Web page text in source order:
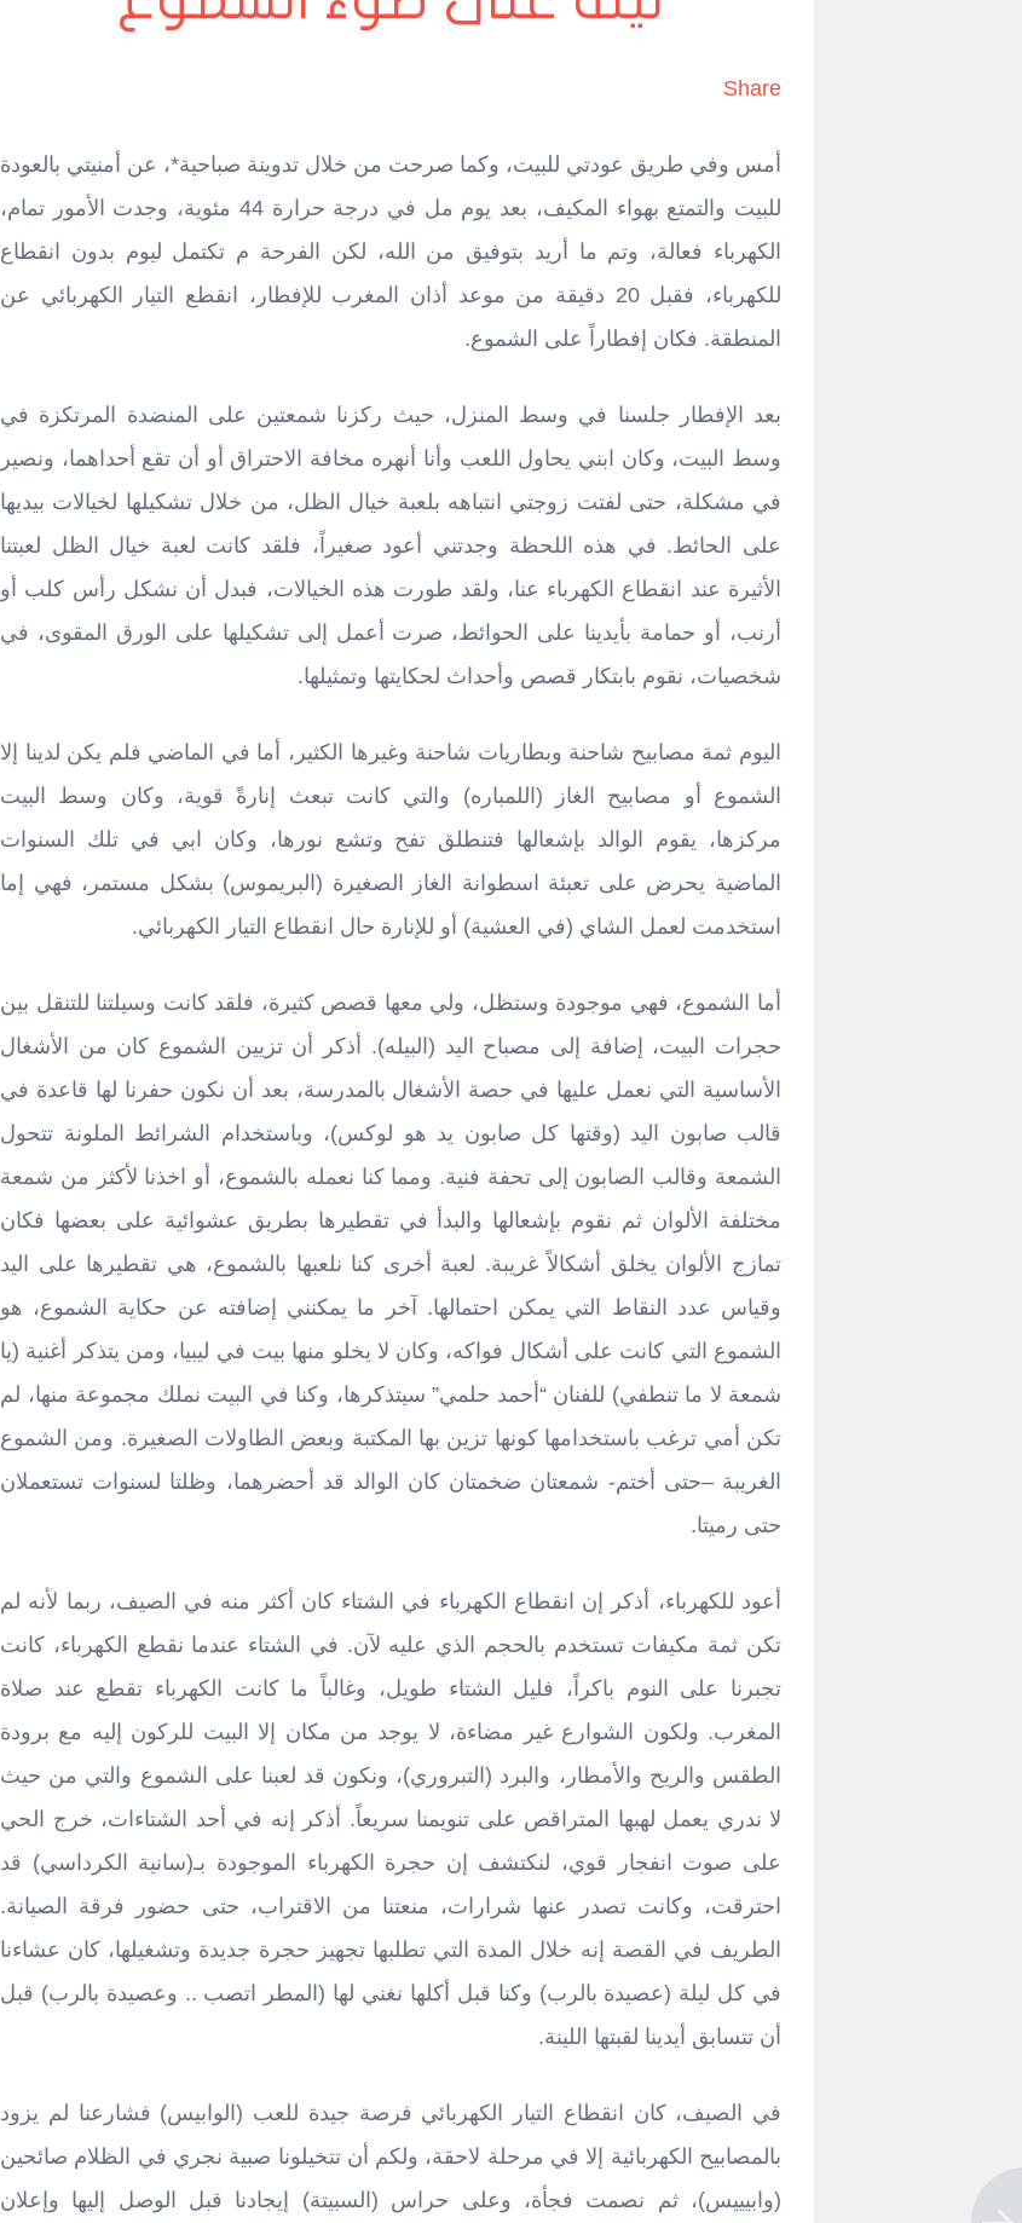
Share
أمس وفي طريق عودتي للبيت، وكما صرحت من خلال تدوينة صباحية*، عن أمنيتي بالعودة
للبيت والتمتع بهواء المكيف، بعد يوم مل في درجة حرارة 44 مئوية، وجدت الأمور تمام،
الكهرباء فعالة، وتم ما أريد بتوفيق من الله، لكن الفرحة م تكتمل ليوم بدون انقطاع
للكهرباء، فقبل 20 دقيقة من موعد أذان المغرب للإفطار، انقطع التيار الكهربائي عن
المنطقة. فكان إفطاراً على الشموع.
بعد الإفطار جلسنا في وسط المنزل، حيث ركزنا شمعتين على المنضدة المرتكزة في
وسط البيت، وكان ابني يحاول اللعب وأنا أنهره مخافة الاحتراق أو أن تقع أحداهما، ونصير
في مشكلة، حتى لفتت زوجتي انتباهه بلعبة خيال الظل، من خلال تشكيلها لخيالات بيديها
على الحائط. في هذه اللحظة وجدتني أعود صغيراً، فلقد كانت لعبة خيال الظل لعبتنا
الأثيرة عند انقطاع الكهرباء عنا، ولقد طورت هذه الخيالات، فبدل أن نشكل رأس كلب أو
أرنب، أو حمامة بأيدينا على الحوائط، صرت أعمل إلى تشكيلها على الورق المقوى، في
شخصيات، نقوم بابتكار قصص وأحداث لحكايتها وتمثيلها.
اليوم ثمة مصابيح شاحنة وبطاريات شاحنة وغيرها الكثير، أما في الماضي فلم يكن لدينا إلا
الشموع أو مصابيح الغاز (اللمباره) والتي كانت تبعث إنارةً قوية، وكان وسط البيت
مركزها، يقوم الوالد بإشعالها فتنطلق تفح وتشع نورها، وكان ابي في تلك السنوات
الماضية يحرض على تعبئة اسطوانة الغاز الصغيرة (البريموس) بشكل مستمر، فهي إما
استخدمت لعمل الشاي (في العشية) أو للإنارة حال انقطاع التيار الكهربائي.
أما الشموع، فهي موجودة وستظل، ولي معها قصص كثيرة، فلقد كانت وسيلتنا للتنقل بين
حجرات البيت، إضافة إلى مصباح اليد (البيله). أذكر أن تزيين الشموع كان من الأشغال
الأساسية التي نعمل عليها في حصة الأشغال بالمدرسة، بعد أن نكون حفرنا لها قاعدة في
قالب صابون اليد (وقتها كل صابون يد هو لوكس)، وباستخدام الشرائط الملونة تتحول
الشمعة وقالب الصابون إلى تحفة فنية. ومما كنا نعمله بالشموع، أو اخذنا لأكثر من شمعة
مختلفة الألوان ثم نقوم بإشعالها والبدأ في تقطيرها بطريق عشوائية على بعضها فكان
تمازج الألوان يخلق أشكالاً غريبة. لعبة أخرى كنا نلعبها بالشموع، هي تقطيرها على اليد
وقياس عدد النقاط التي يمكن احتمالها. آخر ما يمكنني إضافته عن حكاية الشموع، هو
الشموع التي كانت على أشكال فواكه، وكان لا يخلو منها بيت في ليبيا، ومن يتذكر أغنية (يا
شمعة لا ما تنطفي) للفنان “أحمد حلمي” سيتذكرها، وكنا في البيت نملك مجموعة منها، لم
تكن أمي ترغب باستخدامها كونها تزين بها المكتبة وبعض الطاولات الصغيرة. ومن الشموع
الغريبة –حتى أختم- شمعتان ضخمتان كان الوالد قد أحضرهما، وظلتا لسنوات تستعملان
حتى رميتا.
أعود للكهرباء، أذكر إن انقطاع الكهرباء في الشتاء كان أكثر منه في الصيف، ربما لأنه لم
تكن ثمة مكيفات تستخدم بالحجم الذي عليه لآن. في الشتاء عندما نقطع الكهرباء، كانت
تجبرنا على النوم باكراً، فليل الشتاء طويل، وغالباً ما كانت الكهرباء تقطع عند صلاة
المغرب. ولكون الشوارع غير مضاءة، لا يوجد من مكان إلا البيت للركون إليه مع برودة
الطقس والريح والأمطار، والبرد (التبروري)، ونكون قد لعبنا على الشموع والتي من حيث
لا ندري يعمل لهبها المتراقص على تنويمنا سريعاً. أذكر إنه في أحد الشتاءات، خرج الحي
على صوت انفجار قوي، لنكتشف إن حجرة الكهرباء الموجودة بـ(سانية الكرداسي) قد
احترقت، وكانت تصدر عنها شرارات، منعتنا من الاقتراب، حتى حضور فرقة الصيانة.
الطريف في القصة إنه خلال المدة التي تطلبها تجهيز حجرة جديدة وتشغيلها، كان عشاءنا
في كل ليلة (عصيدة بالرب) وكنا قبل أكلها نغني لها (المطر اتصب .. وعصيدة بالرب) قبل
أن تتسابق أيدينا لقبتها اللينة.
في الصيف، كان انقطاع التيار الكهربائي فرصة جيدة للعب (الوابيس) فشارعنا لم يزود
بالمصابيح الكهربائية إلا في مرحلة لاحقة، ولكم أن تتخيلونا صبية نجري في الظلام صائحين
(وابيييس)، ثم نصمت فجأة، وعلى حراس (السبيتة) إيجادنا قبل الوصل إليها وإعلان